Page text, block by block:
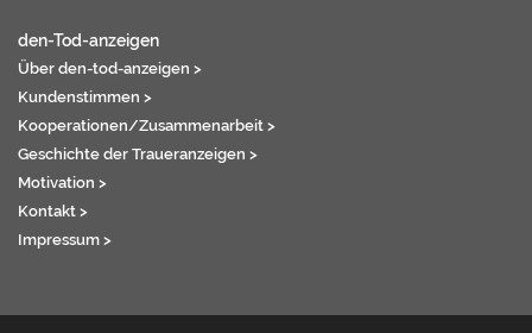
den-Tod-anzeigen
Über den-tod-anzeigen >
Kundenstimmen >
Kooperationen/Zusammenarbeit >
Geschichte der Traueranzeigen >
Motivation >
Kontakt >
Impressum >